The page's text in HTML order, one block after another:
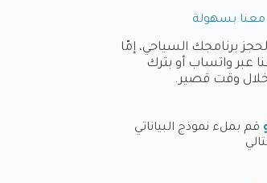
معنا بسهولة
برنامجك السياحي، إمّا
عبر واتساب أو بترك
وقت قصير.
قم بملء نموذج البياناتي